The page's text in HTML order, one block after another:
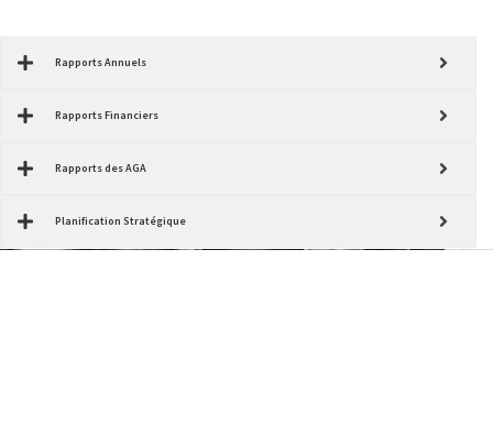
Rapports Annuels
Rapports Financiers
Rapports des AGA
Planification Stratégique